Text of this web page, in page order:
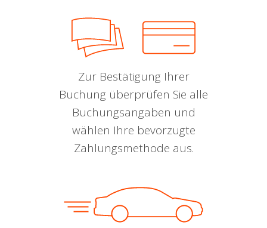
Zur Bestätigung Ihrer
Buchung überprüfen Sie alle
Buchungsangaben und
wählen Ihre bevorzugte
Zahlungsmethode aus.